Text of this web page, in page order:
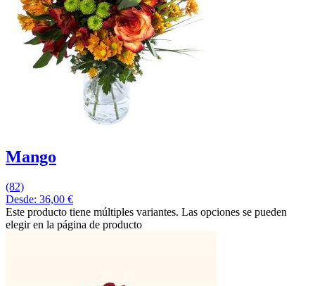
Mango
(82)
Desde: 36,00 €
Este producto tiene múltiples variantes. Las opciones se pueden
elegir en la página de producto